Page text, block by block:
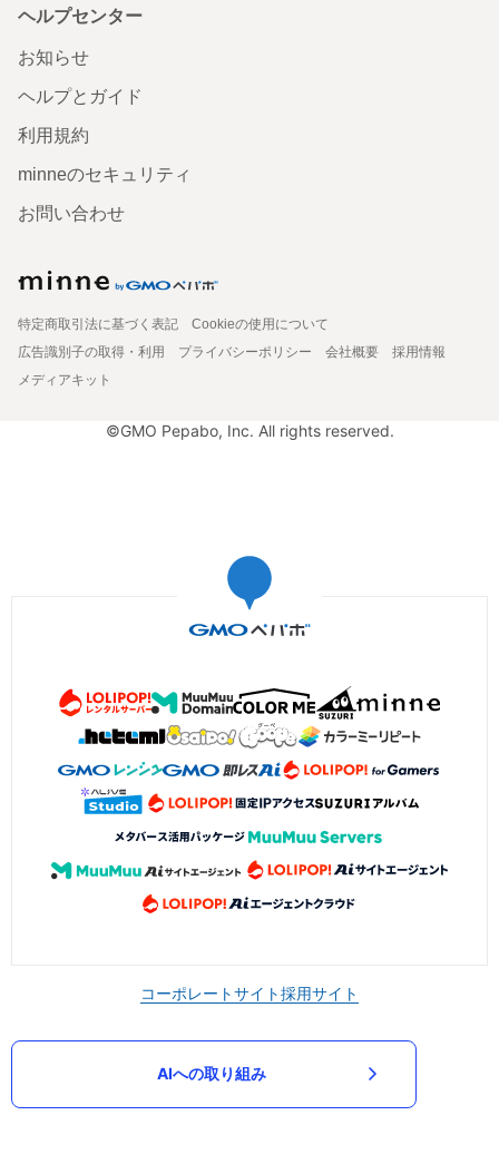
ヘルプセンター
お知らせ
ヘルプとガイド
利用規約
minneのセキュリティ
お問い合わせ
特定商取引法に基づく表記
Cookieの使用について
広告識別子の取得・利用
プライバシーポリシー 会社概要
採用情報
メディアキット
©GMO Pepabo, Inc. All rights reserved.
コーポレートサイト採用サイト
AIへの取り組み